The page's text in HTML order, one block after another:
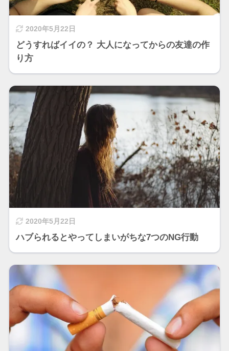
2020年5月22日
どうすればイイの？ 大人になってからの友達の作
り方
2020年5月22日
ハブられるとやってしまいがちな7つのNG行動